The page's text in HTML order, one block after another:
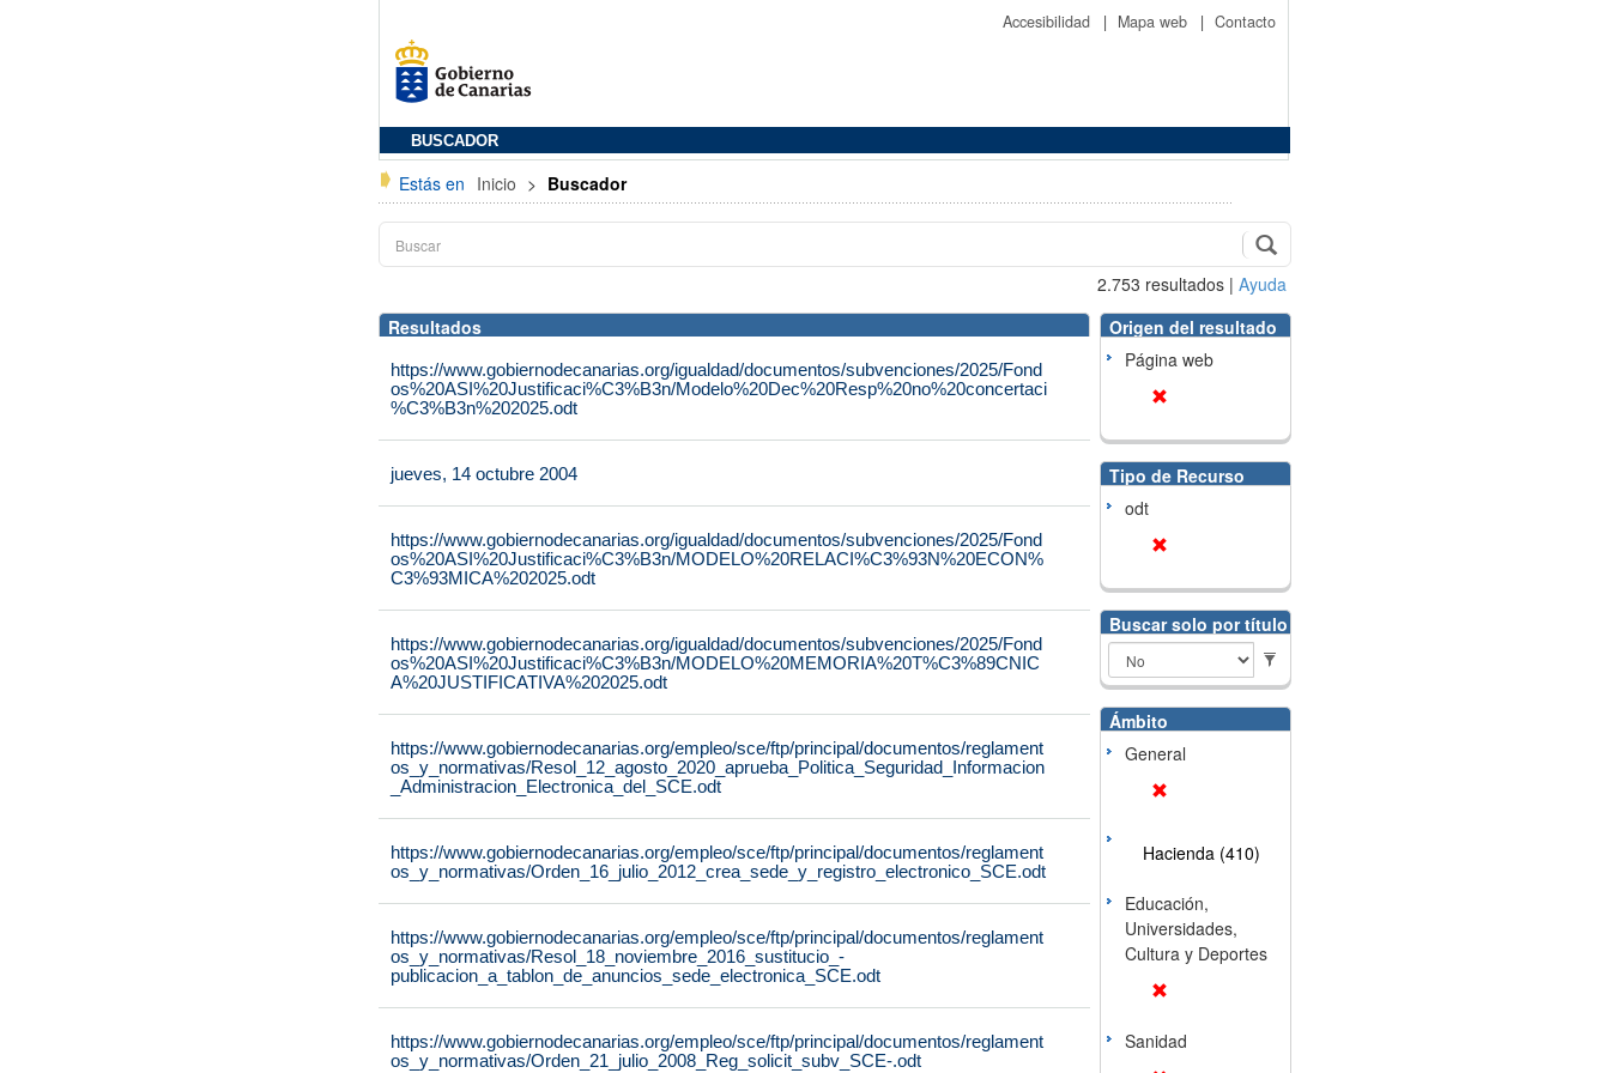
Accesibilidad | Mapa web | Contacto
BUSCADOR
Estás en Inicio > Buscador
2.753 resultados | Ayuda
Resultados
https://www.gobiernodecanarias.org/igualdad/documentos/subvenciones/2025/Fond
os%20ASI%20Justificaci%C3%B3n/Modelo%20Dec%20Resp%20no%20concertaci
%C3%B3n%202025.odt
jueves, 14 octubre 2004
https://www.gobiernodecanarias.org/igualdad/documentos/subvenciones/2025/Fond
os%20ASI%20Justificaci%C3%B3n/MODELO%20RELACI%C3%93N%20ECON%
C3%93MICA%202025.odt
https://www.gobiernodecanarias.org/igualdad/documentos/subvenciones/2025/Fond
os%20ASI%20Justificaci%C3%B3n/MODELO%20MEMORIA%20T%C3%89CNIC
A%20JUSTIFICATIVA%202025.odt
https://www.gobiernodecanarias.org/empleo/sce/ftp/principal/documentos/reglament
os_y_normativas/Resol_12_agosto_2020_aprueba_Politica_Seguridad_Informacion
_Administracion_Electronica_del_SCE.odt
https://www.gobiernodecanarias.org/empleo/sce/ftp/principal/documentos/reglament
os_y_normativas/Orden_16_julio_2012_crea_sede_y_registro_electronico_SCE.odt
https://www.gobiernodecanarias.org/empleo/sce/ftp/principal/documentos/reglament
os_y_normativas/Resol_18_noviembre_2016_sustitucio_-
publicacion_a_tablon_de_anuncios_sede_electronica_SCE.odt
https://www.gobiernodecanarias.org/empleo/sce/ftp/principal/documentos/reglament
os_y_normativas/Orden_21_julio_2008_Reg_solicit_subv_SCE-.odt
Origen del resultado
Página web
Tipo de Recurso
odt
Buscar solo por título
Ámbito
General
Hacienda (410)
Educación,
Universidades,
Cultura y Deportes
Sanidad